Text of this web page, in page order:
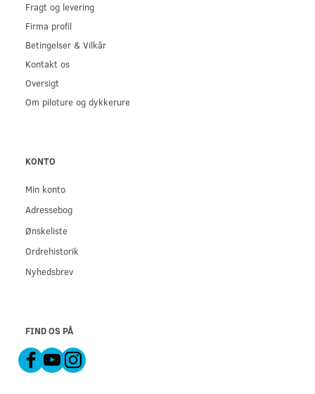
Fragt og levering
Firma profil
Betingelser & Vilkår
Kontakt os
Oversigt
Om piloture og dykkerure
KONTO
Min konto
Adressebog
Ønskeliste
Ordrehistorik
Nyhedsbrev
FIND OS PÅ